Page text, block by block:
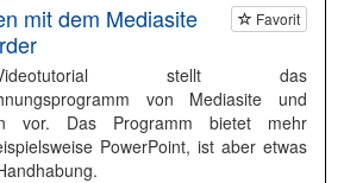
Favorit
mit dem Mediasite
stellt das
von Mediasite und
vor. Das Programm bietet mehr
PowerPoint, ist aber etwas